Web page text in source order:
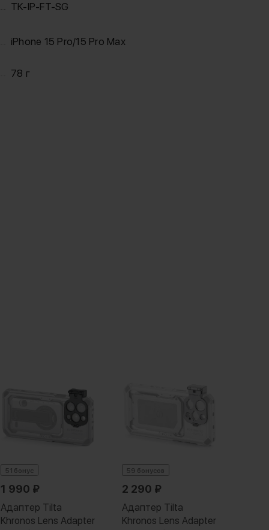
TK-IP-FT-SG
iPhone 15 Pro/15 Pro Max
78 г
51 бонус
1 990 ₽
Адаптер Tilta
Khronos Lens Adapter
59 бонусов
2 290 ₽
Адаптер Tilta
Khronos Lens Adapter